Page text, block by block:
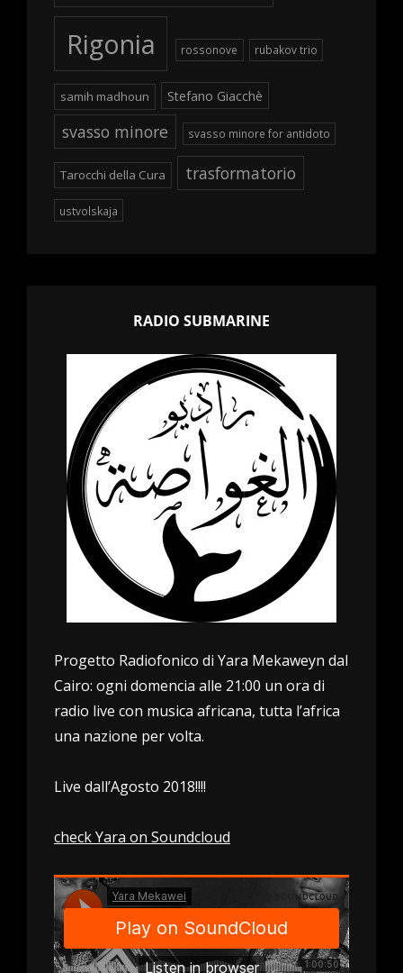
Rigonia rossonove rubakov trio
samih madhoun Stefano Giacchè
svasso minore svasso minore for antidoto
Tarocchi della Cura trasformatorio
ustvolskaja
RADIO SUBMARINE
Progetto Radiofonico di Yara Mekaweyn dal
Cairo: ogni domencia alle 21:00 un ora di
radio live con musica africana, tutta l’africa
una nazione per volta.
Live dall’Agosto 2018!!!!
check Yara on Soundcloud